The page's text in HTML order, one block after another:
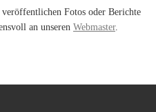
Fotos oder Berichte
an unseren Webmaster.